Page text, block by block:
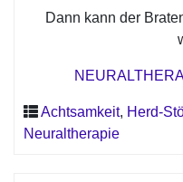
Dann kann der
Achtsamkeit, Herd-
Neuraltherapie